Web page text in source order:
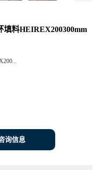
填料HEIREX200300mm
询信息